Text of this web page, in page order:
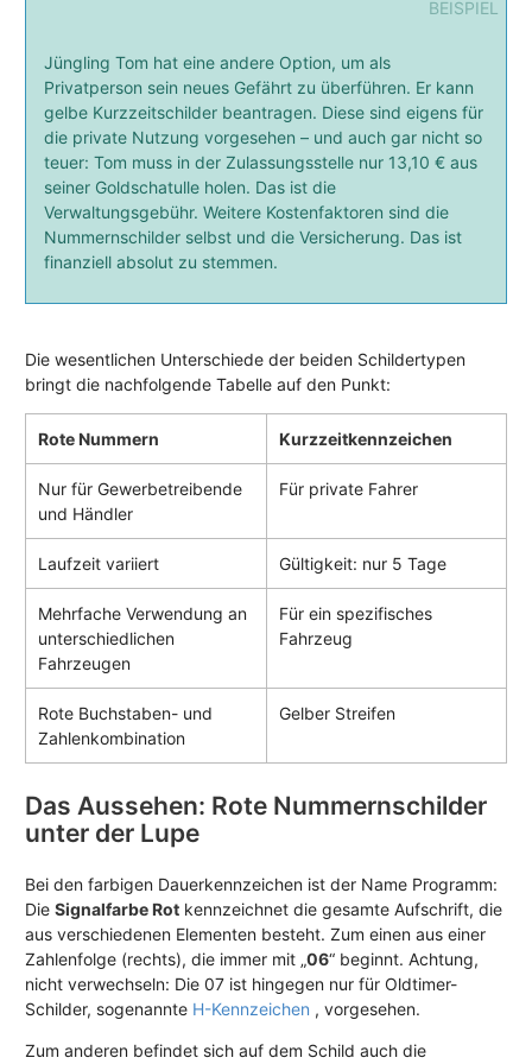
Jüngling Tom hat eine andere Option, um als
Privatperson sein neues Gefährt zu überführen. Er kann
gelbe Kurzzeitschilder beantragen. Diese sind eigens für
die private Nutzung vorgesehen – und auch gar nicht so
teuer: Tom muss in der Zulassungsstelle nur 13,10 € aus
seiner Goldschatulle holen. Das ist die
Verwaltungsgebühr. Weitere Kostenfaktoren sind die
Nummernschilder selbst und die Versicherung. Das ist
finanziell absolut zu stemmen.
Die wesentlichen Unterschiede der beiden Schildertypen
bringt die nachfolgende Tabelle auf den Punkt:
Rote Nummern Kurzzeit­kennzeichen
Nur für Gewerbe­treibende
und Händler
Für private Fahrer
Laufzeit variiert Gültigkeit: nur 5 Tage
Mehrfache Verwendung an
unterschiedlichen
Fahrzeugen
Für ein spezifisches
Fahrzeug
Rote Buchstaben- und
Zahlen­kombination
Gelber Streifen
Das Aussehen: Rote Nummernschilder
unter der Lupe
Bei den farbigen Dauerkennzeichen ist der Name Programm:
Die Signalfarbe Rot kennzeichnet die gesamte Aufschrift, die
aus verschiedenen Elementen besteht. Zum einen aus einer
Zahlenfolge (rechts), die immer mit „06“ beginnt. Achtung,
nicht verwechseln: Die 07 ist hingegen nur für Oldtimer-
Schilder, sogenannte H-Kennzeichen , vorgesehen.
Zum anderen befindet sich auf dem Schild auch die